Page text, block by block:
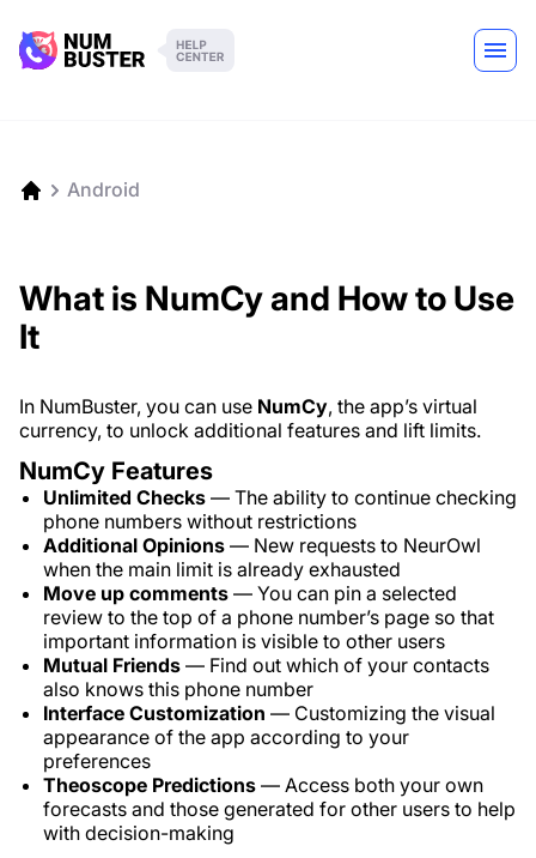
Android
What is NumCy and How to Use
It
In NumBuster, you can use NumCy, the app’s virtual
currency, to unlock additional features and lift limits.
NumCy Features
Unlimited Checks — The ability to continue checking
phone numbers without restrictions
Additional Opinions — New requests to NeurOwl
when the main limit is already exhausted
Move up comments — You can pin a selected
review to the top of a phone number’s page so that
important information is visible to other users
Mutual Friends — Find out which of your contacts
also knows this phone number
Interface Customization — Customizing the visual
appearance of the app according to your
preferences
Theoscope Predictions — Access both your own
forecasts and those generated for other users to help
with decision-making